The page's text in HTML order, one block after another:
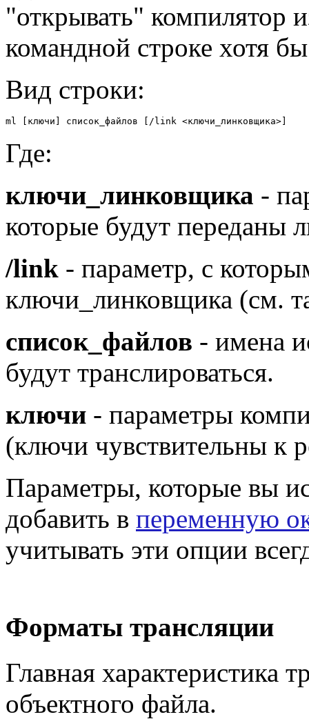
"открывать" компилятор
командной строке хотя
Вид строки:
ml [ключи] список_файлов [/link <ключи_линковщика>]
Где:
ключи_линковщика -
которые будут переданы
/link - параметр, с
ключи_линковщика (см.
список_файлов - имена
будут транслироваться.
ключи - параметры
(ключи чувствительны к
Параметры, которые вы
добавить в переменную
учитывать эти опции
Форматы трансляции
Главная характеристика
объектного файла.